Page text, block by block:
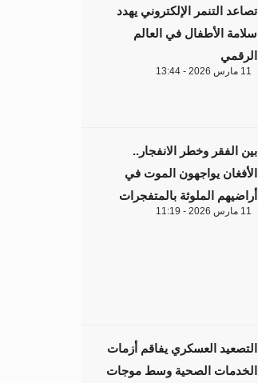
تصاعد التنمر الإلكتروني يهدد
سلامة الأطفال في العالم
الرقمي
11 مارس 2026 - 13:44
بين الفقر وخطر الانفجار..
الأفغان يواجهون الموت في
أراضيهم الملوثة بالمتفجرات
11 مارس 2026 - 11:19
التصعيد العسكري يفاقم أزمات
الخدمات الصحية وسط موجات